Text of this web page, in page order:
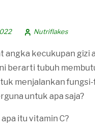
Nutriflakes
angka kecukupan gizi
berarti tubuh
menjalankan fungsi-
untuk apa saja?
itu vitamin C?